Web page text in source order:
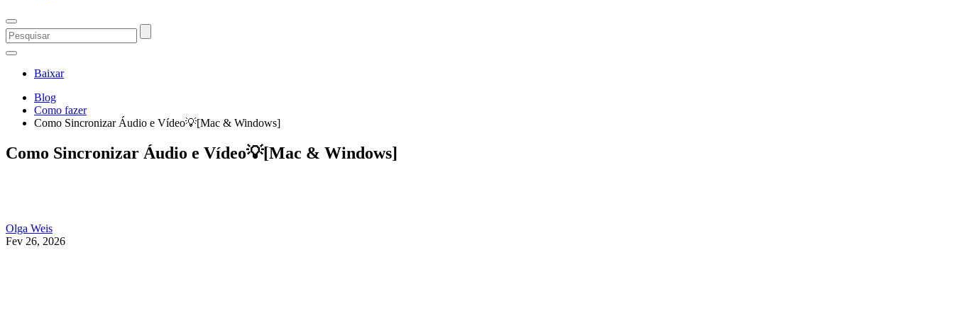
Baixar
Blog
Como fazer
Como Sincronizar Áudio e Vídeo💡[Mac & Windows]
Como Sincronizar Áudio e Vídeo💡[Mac & Windows]
Olga Weis
Fev 26, 2026